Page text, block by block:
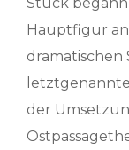
Hauptfigur
dramatischen
der